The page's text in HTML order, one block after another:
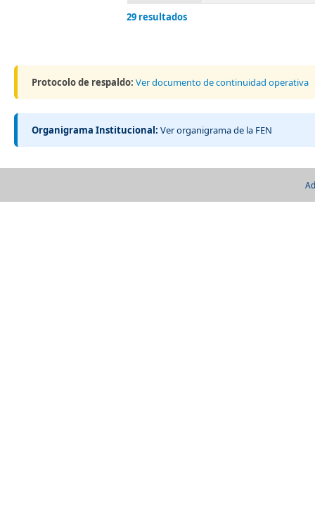
29 resultados
Protocolo de respaldo: Ver documento de continuidad operativa
Organigrama Institucional: Ver organigrama de la FEN